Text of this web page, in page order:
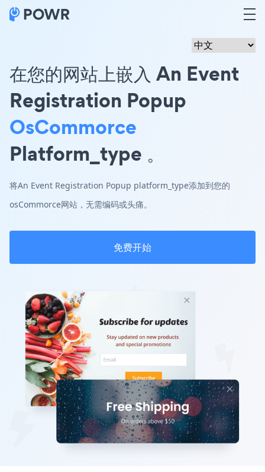
在您的网站上嵌入 An Event
Registration Popup
OsCommorce
Platform_type 。
将An Event Registration Popup platform_type添加到您的
osCommorce网站，无需编码或头痛。
免费开始